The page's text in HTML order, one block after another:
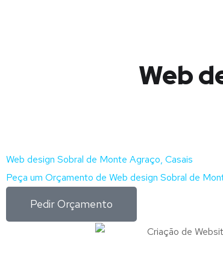
Web
Web design Sobral de Monte Agraço, Casais
Peça um Orçamento de Web design Sobral de
Pedir Orçamento